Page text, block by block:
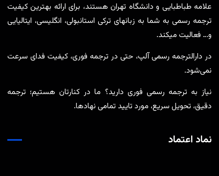
علامه طباطبایی و دانشگاه تهران هستند، برای ارائه بهترین کیفیت
ترجمه رسمی به شما به زبانهای ترکی استانبولی، انگلیسی، ایتالیایی
و… فعالیت میکند.
در دارالترجمه رسمی آلپ، حتی در ترجمه‌ فوری، کیفیت فدای سرعت
نمی‌شود.
نیاز به ترجمه رسمی فوری دارید؟ ما در کنارتان هستیم؛ ترجمه
دقیق، تحویل سریع، مورد تایید تمامی نهادها.
نماد اعتماد